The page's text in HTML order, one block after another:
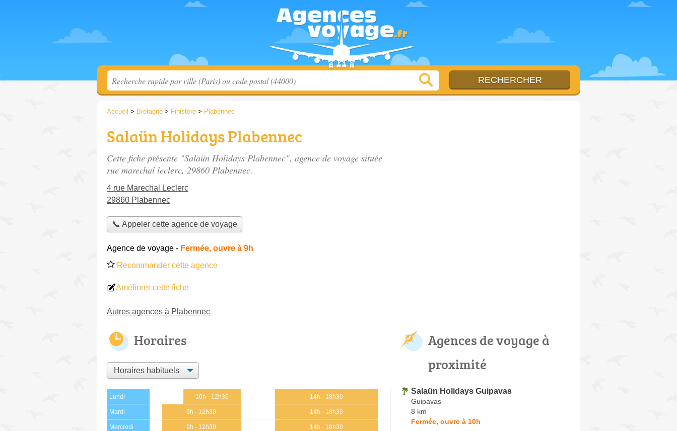
Accueil > Bretagne > Finistère > Plabennec
Salaün Holidays Plabennec
Cette fiche présente "Salaün Holidays Plabennec", agence de voyage située
rue marechal leclerc, 29860 Plabennec.
4 rue Marechal Leclerc
29860 Plabennec
📞 Appeler cette agence de voyage
Agence de voyage - Fermée, ouvre à 9h
Recommander cette agence
Améliorer cette fiche
Autres agences à Plabennec
Horaires
Lundi 10h - 12h30 14h - 18h30
Mardi 9h - 12h30 14h - 18h30
Mercredi 9h - 12h30 14h - 18h30
Agences de voyage à
proximité
Salaün Holidays Guipavas
Guipavas
8 km
Fermée, ouvre à 10h